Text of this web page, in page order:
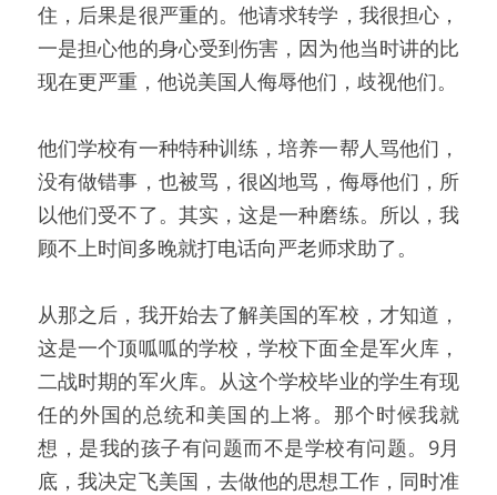
住，后果是很严重的。他请求转学，我很担心，
一是担心他的身心受到伤害，因为他当时讲的比
现在更严重，他说美国人侮辱他们，歧视他们。
他们学校有一种特种训练，培养一帮人骂他们，
没有做错事，也被骂，很凶地骂，侮辱他们，所
以他们受不了。其实，这是一种磨练。所以，我
顾不上时间多晚就打电话向严老师求助了。
从那之后，我开始去了解美国的军校，才知道，
这是一个顶呱呱的学校，学校下面全是军火库，
二战时期的军火库。从这个学校毕业的学生有现
任的外国的总统和美国的上将。那个时候我就
想，是我的孩子有问题而不是学校有问题。9月
底，我决定飞美国，去做他的思想工作，同时准